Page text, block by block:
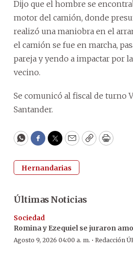
Dijo que el hombre se
motor del camión, donde
realizó una maniobra en el
el camión se fue en marcha,
pareja y yendo a impactar por
vecino.
Se comunicó al fiscal de turno
Santander.
WhatsApp
Facebook
Twitter
EmailCopyPrint
Hernandarias
Últimas Noticias
Sociedad
Romina y Ezequiel se juraron
Agosto 9, 2026 04:00 a. m. · Redacción